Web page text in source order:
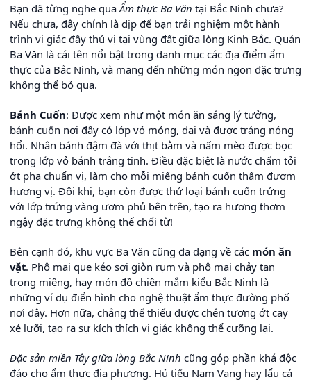
Bạn đã từng nghe qua Ẩm thực Ba Văn tại Bắc Ninh chưa?
Nếu chưa, đây chính là dịp để bạn trải nghiệm một hành
trình vị giác đầy thú vị tại vùng đất giữa lòng Kinh Bắc. Quán
Ba Văn là cái tên nổi bật trong danh mục các địa điểm ẩm
thực của Bắc Ninh, và mang đến những món ngon đặc trưng
không thể bỏ qua.
Bánh Cuốn: Được xem như một món ăn sáng lý tưởng,
bánh cuốn nơi đây có lớp vỏ mỏng, dai và được tráng nóng
hổi. Nhân bánh đậm đà với thịt bằm và nấm mèo được bọc
trong lớp vỏ bánh trắng tinh. Điều đặc biệt là nước chấm tỏi
ớt pha chuẩn vị, làm cho mỗi miếng bánh cuốn thấm đượm
hương vị. Đôi khi, bạn còn được thử loại bánh cuốn trứng
với lớp trứng vàng ươm phủ bên trên, tạo ra hương thơm
ngậy đặc trưng không thể chối từ!
Bên cạnh đó, khu vực Ba Văn cũng đa dạng về các món ăn
vặt. Phô mai que kéo sợi giòn rụm và phô mai chảy tan
trong miệng, hay món đồ chiên mắm kiểu Bắc Ninh là
những ví dụ điển hình cho nghệ thuật ẩm thực đường phố
nơi đây. Hơn nữa, chẳng thể thiếu được chén tương ớt cay
xé lưỡi, tạo ra sự kích thích vị giác không thể cưỡng lại.
Đặc sản miền Tây giữa lòng Bắc Ninh cũng góp phần khá độc
đáo cho ẩm thực địa phương. Hủ tiếu Nam Vang hay lẩu cá